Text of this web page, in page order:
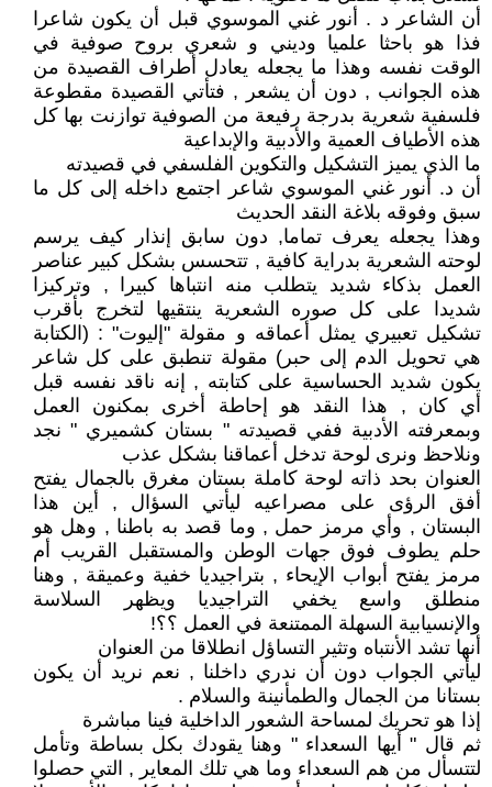
أن الشاعر د . أنور غني الموسوي قبل أن يكون شاعرا
فذا هو باحثا علميا وديني و شعري بروح صوفية في
الوقت نفسه وهذا ما يجعله يعادل أطراف القصيدة من
هذه الجوانب , دون أن يشعر , فتأتي القصيدة مقطوعة
فلسفية شعرية بدرجة رفيعة من الصوفية توازنت بها كل
هذه الأطياف العمية والأدبية والإبداعية
ما الذي يميز التشكيل والتكوين الفلسفي في قصيدته
أن د. أنور غني الموسوي شاعر اجتمع داخله إلى كل ما
سبق وفوقه بلاغة النقد الحديث
وهذا يجعله يعرف تماما, دون سابق إنذار كيف يرسم
لوحته الشعرية بدراية كافية , تتحسس بشكل كبير عناصر
العمل بذكاء شديد يتطلب منه انتباها كبيرا , وتركيزا
شديدا على كل صوره الشعرية ينتقيها لتخرج بأقرب
تشكيل تعبيري يمثل أعماقه و مقولة "إليوت" : (الكتابة
هي تحويل الدم إلى حبر) مقولة تنطبق على كل شاعر
يكون شديد الحساسية على كتابته , إنه ناقد نفسه قبل
أي كان , هذا النقد هو إحاطة أخرى بمكنون العمل
وبمعرفته الأدبية ففي قصيدته " بستان كشميري " نجد
ونلاحظ ونرى لوحة تدخل أعماقنا بشكل عذب
العنوان بحد ذاته لوحة كاملة بستان مغرق بالجمال يفتح
أفق الرؤى على مصراعيه ليأتي السؤال , أين هذا
البستان , وأي مرمز حمل , وما قصد به باطنا , وهل هو
حلم يطوف فوق جهات الوطن والمستقبل القريب أم
مرمز يفتح أبواب الإيحاء , بتراجيديا خفية وعميقة , وهنا
منطلق واسع يخفي التراجيديا ويظهر السلاسة
والإنسيابية السهلة الممتنعة في العمل ؟؟!
أنها تشد الأنتباه وتثير التساؤل انطلاقا من العنوان
ليأتي الجواب دون أن ندري داخلنا , نعم نريد أن يكون
بستانا من الجمال والطمأنينة والسلام .
إذا هو تحريك لمساحة الشعور الداخلية فينا مباشرة
ثم قال " أيها السعداء " وهنا يقودك بكل بساطة وتأمل
لتتسأل من هم السعداء وما هي تلك المعاير , التي حصلوا